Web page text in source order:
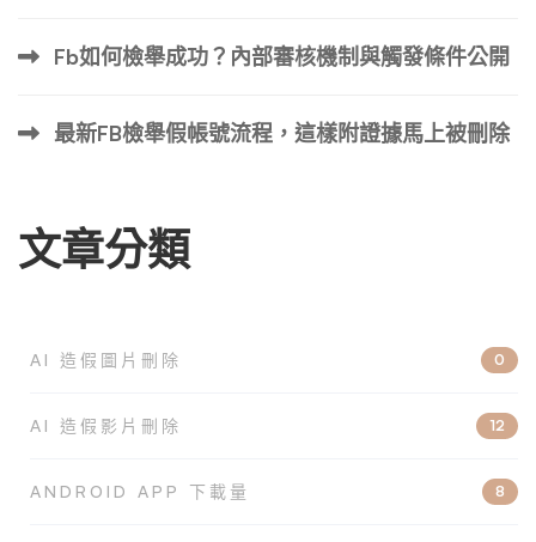
Fb如何檢舉成功？內部審核機制與觸發條件公開
最新FB檢舉假帳號流程，這樣附證據馬上被刪除
文章分類
AI 造假圖片刪除 0
AI 造假影片刪除 12
ANDROID APP 下載量 8